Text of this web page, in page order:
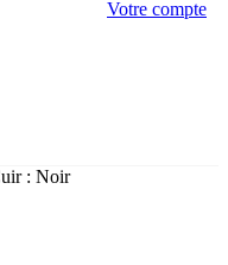
Votre compte
: Noir